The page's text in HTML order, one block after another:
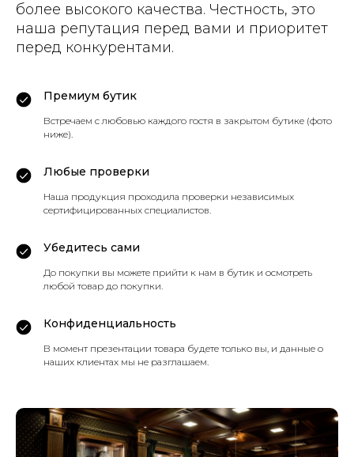
более высокого качества. Честность, это
наша репутация перед вами и приоритет
перед конкурентами.
Премиум бутик
Встречаем с любовью каждого гостя в закрытом бутике (фото
ниже).
Любые проверки
Наша продукция проходила проверки независимых
сертифицированных специалистов.
Убедитесь сами
До покупки вы можете прийти к нам в бутик и осмотреть
любой товар до покупки.
Конфиденциальность
В момент презентации товара будете только вы, и данные о
наших клиентах мы не разглашаем.